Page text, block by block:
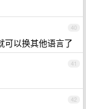
40
可以换其他语言了
41
42